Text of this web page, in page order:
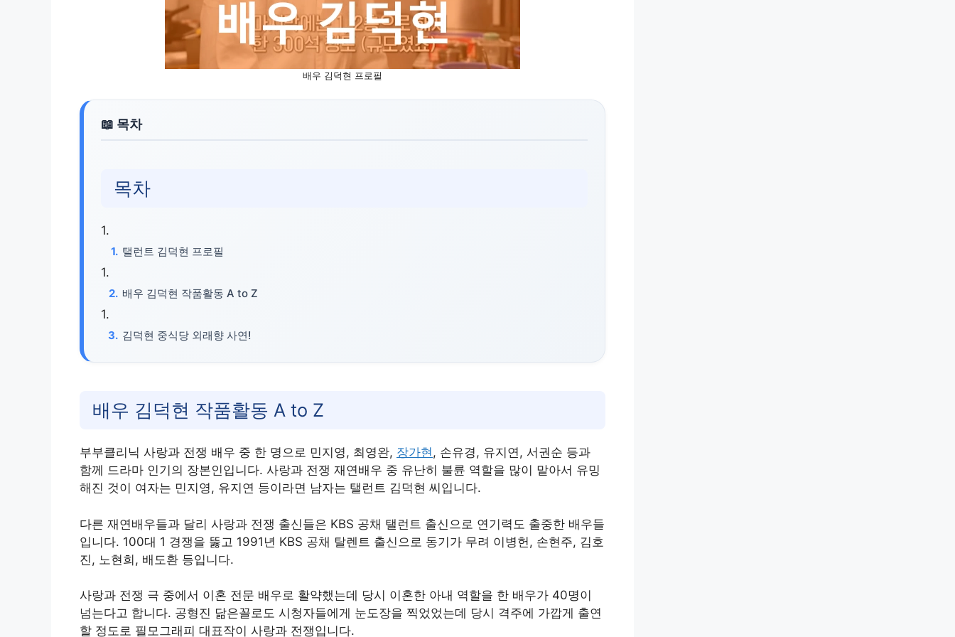
배우 김덕현 프로필
목차
탤런트 김덕현 프로필
배우 김덕현 작품활동 A to Z
김덕현 중식당 외래향 사연!
배우 김덕현 작품활동 A to Z
부부클리닉 사랑과 전쟁 배우 중 한 명으로 민지영, 최영완, 장가현, 손유경, 유지연, 서권순 등과
함께 드라마 인기의 장본인입니다. 사랑과 전쟁 재연배우 중 유난히 불륜 역할을 많이 맡아서 유밍
해진 것이 여자는 민지영, 유지연 등이라면 남자는 탤런트 김덕현 씨입니다.
다른 재연배우들과 달리 사랑과 전쟁 출신들은 KBS 공채 탤런트 출신으로 연기력도 출중한 배우들
입니다. 100대 1 경쟁을 뚫고 1991년 KBS 공채 탈렌트 출신으로 동기가 무려 이병헌, 손현주, 김호
진, 노현희, 배도환 등입니다.
사랑과 전쟁 극 중에서 이혼 전문 배우로 활약했는데 당시 이혼한 아내 역할을 한 배우가 40명이
넘는다고 합니다. 공형진 닮은꼴로도 시청자들에게 눈도장을 찍었었는데 당시 격주에 가깝게 출연
할 정도로 필모그래피 대표작이 사랑과 전쟁입니다.